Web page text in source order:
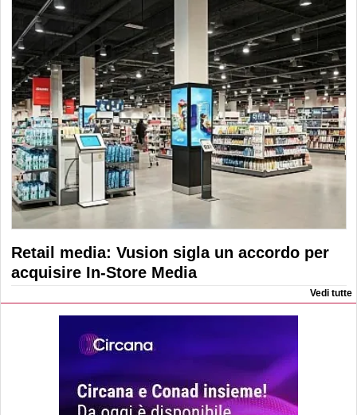
Retail media: Vusion sigla un accordo per
acquisire In-Store Media
Vedi tutte